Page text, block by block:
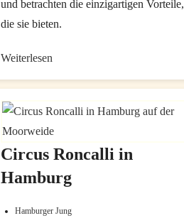
und betrachten die einzigartigen Vorteile,
die sie bieten.
Weiterlesen
Die
besten
digitalen
Lernplattformen
Circus Roncalli in
Hamburg
Beitrags-
Hamburger Jung